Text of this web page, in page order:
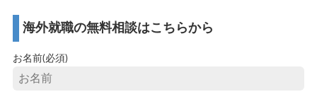
海外就職の無料相談はこちらから
お名前(必須)